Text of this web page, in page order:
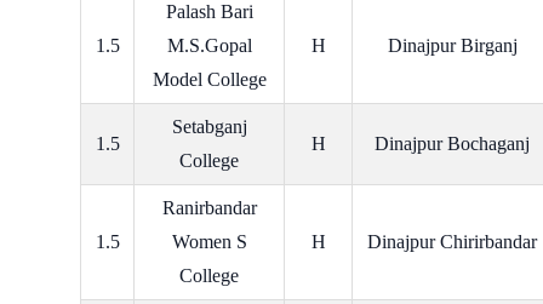
1.5
Palash Bari
M.S.Gopal
Model College
H Dinajpur Birganj
1.5
Setabganj
College
H Dinajpur Bochaganj
1.5
Ranirbandar
Women S
College
H Dinajpur Chirirbandar